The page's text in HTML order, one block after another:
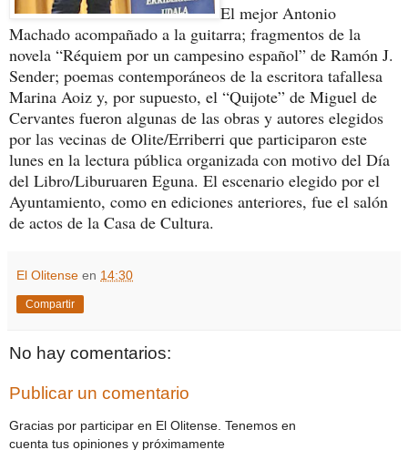
El mejor Antonio
Machado acompañado a la guitarra; fragmentos de la
novela “Réquiem por un campesino español” de Ramón J.
Sender; poemas contemporáneos de la escritora tafallesa
Marina Aoiz y, por supuesto, el “Quijote” de Miguel de
Cervantes fueron algunas de las obras y autores elegidos
por las vecinas de Olite/Erriberri que participaron este
lunes en la lectura pública organizada con motivo del Día
del Libro/Liburuaren Eguna. El escenario elegido por el
Ayuntamiento, como en ediciones anteriores, fue el salón
de actos de la Casa de Cultura.
El Olitense en 14:30
Compartir
No hay comentarios:
Publicar un comentario
Gracias por participar en El Olitense. Tenemos en
cuenta tus opiniones y próximamente